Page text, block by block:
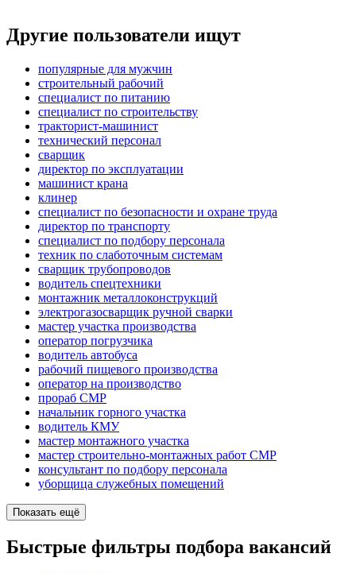
Другие пользователи ищут
популярные для мужчин
строительный рабочий
специалист по питанию
специалист по строительству
тракторист-машинист
технический персонал
сварщик
директор по эксплуатации
машинист крана
клинер
специалист по безопасности и охране труда
директор по транспорту
специалист по подбору персонала
техник по слаботочным системам
сварщик трубопроводов
водитель спецтехники
монтажник металлоконструкций
электрогазосварщик ручной сварки
мастер участка производства
оператор погрузчика
водитель автобуса
рабочий пищевого производства
оператор на производство
прораб СМР
начальник горного участка
водитель КМУ
мастер монтажного участка
мастер строительно-монтажных работ СМР
консультант по подбору персонала
уборщица служебных помещений
Показать ещё
Быстрые фильтры подбора вакансий